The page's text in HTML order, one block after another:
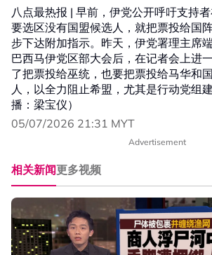
八点最热报 | 早前，伊党公开呼吁支持
要选区没有国盟候选人，就把票投给国
步下达附加指示。昨天，伊党署理主席
巴西马伊党区部大会后，在记者会上进
了把票投给巫统，也要把票投给马华和
人，以全力阻止希盟，尤其是行动党组
播：梁宝仪）
05/07/2026 21:31 MYT
Advertisement
相关新闻更多视频